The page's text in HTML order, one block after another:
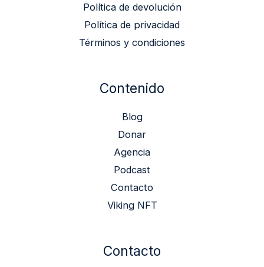
Política de devolución
Política de privacidad
Términos y condiciones
Contenido
Blog
Donar
Agencia
Podcast
Contacto
Viking NFT
Contacto